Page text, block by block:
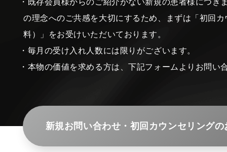
の理念へのご共感を大切にするため、まずは「初回
料）」をお受けいただいております。
・毎月の受け入れ人数には限りがございます。
・本物の価値を求める方は、下記フォームよりお問い
新規お問い合わせ・初回カウンセリングの